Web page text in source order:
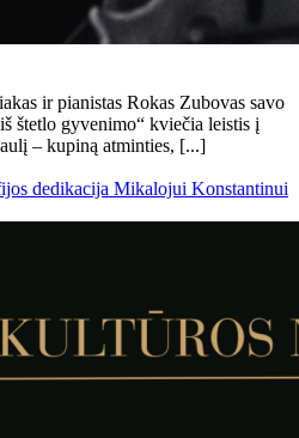
ir pianistas Rokas Zubovas savo
štetlo gyvenimo“ kviečia leistis į
– kupiną atminties, [...]
dedikacija Mikalojui Konstantinui